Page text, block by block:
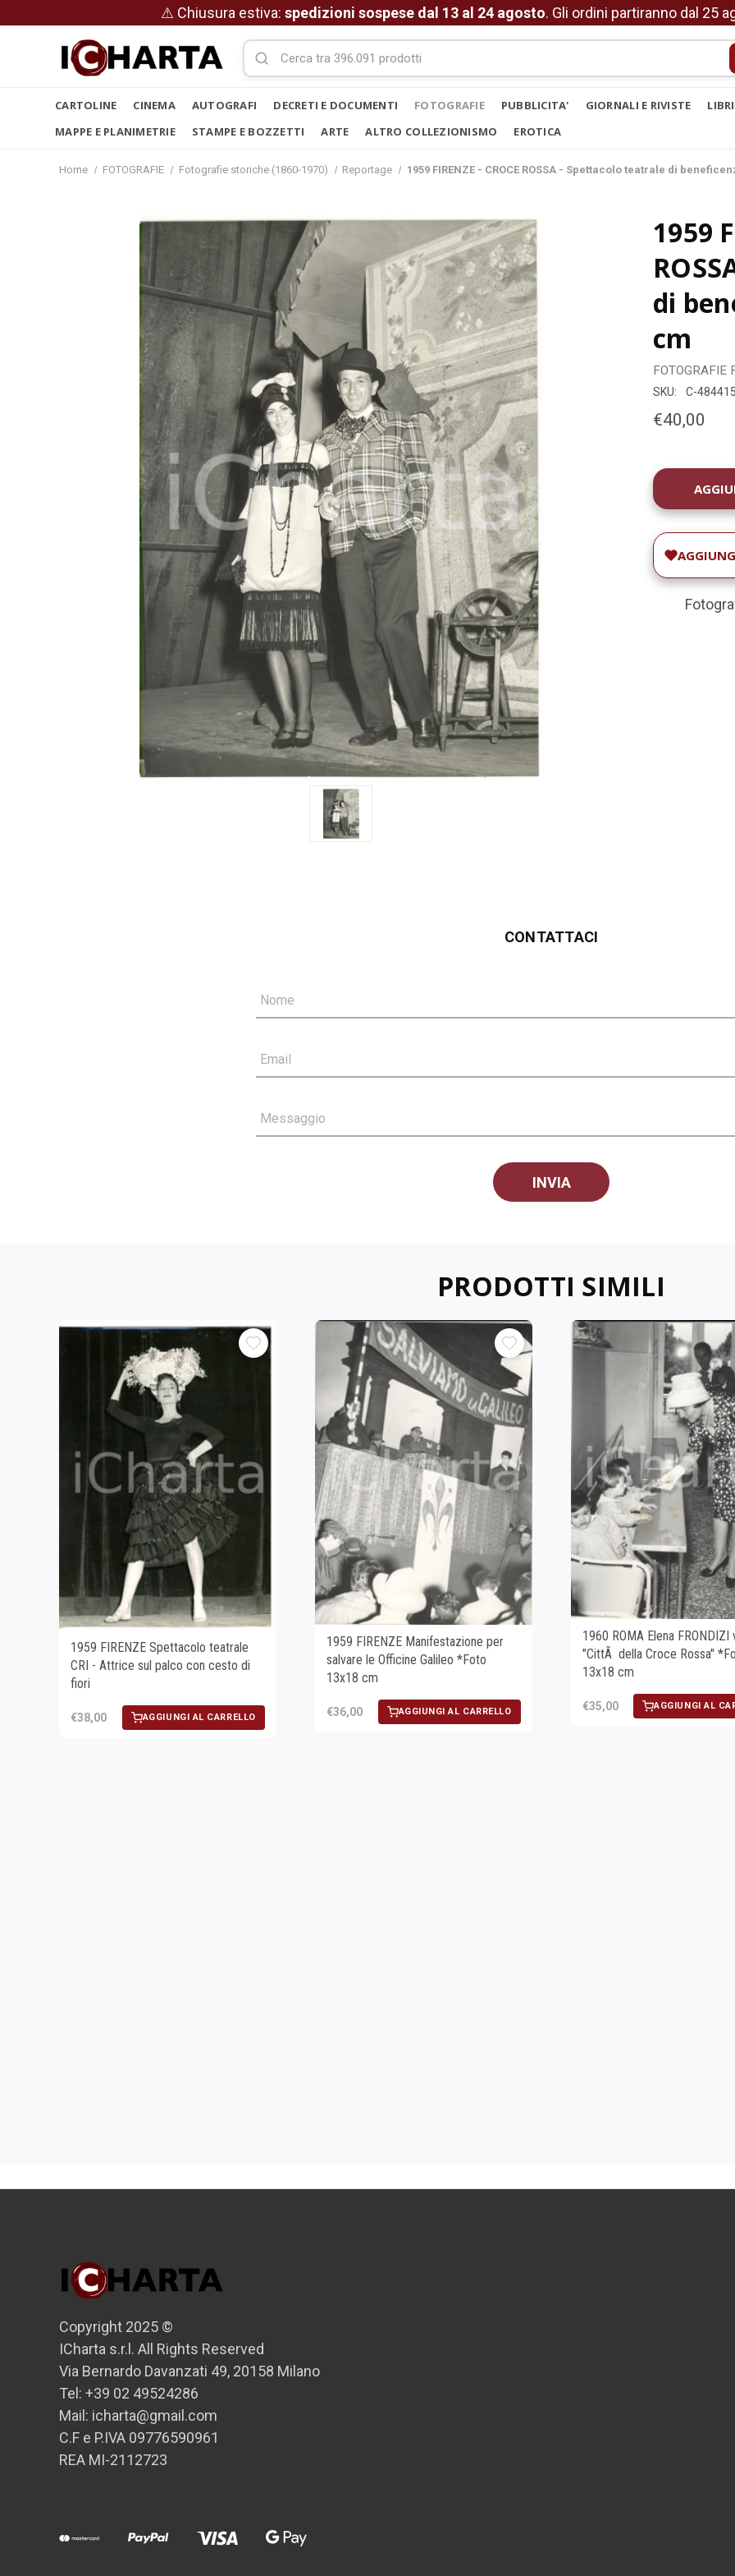
⚠ Chiusura estiva: spedizioni sospese dal 13 al 24 agosto. Gli ordini partiranno dal 25
CARTOLINE CINEMA AUTOGRAFI DECRETI E DOCUMENTI FOTOGRAFIE PUBBLICITA' GIORNALI E RIVISTE
MAPPE E PLANIMETRIE
STAMPE E BOZZETTI ARTE ALTRO COLLEZIONISMO EROTICA
Home FOTOGRAFIE Fotografie storiche (1860-1970) Reportage 1959 FIRENZE - CROCE ROSSA - Spettacolo teatrale di
1959
di
cm
FOTOGRAFIE
SKU: C-484415
€40,00
DISPONIBILITÀ
ATTUALE:
CONTATTACI
Nome
Email
Messaggio
PRODOTTI SIMILI
1959 FIRENZE Spettacolo teatrale
CRI - Attrice sul palco con cesto di
fiori
€38,00 AGGIUNGI AL CARRELLO
1959 FIRENZE Manifestazione per
salvare le Officine Galileo *Foto
13x18 cm
€36,00 AGGIUNGI AL CARRELLO
1960 ROMA Elena FRONDIZI
"CittÃ della Croce Rossa"
13x18 cm
€35,00 AGGIUNGI AL
Copyright 2025 ©
ICharta s.r.l. All Rights Reserved
Via Bernardo Davanzati 49, 20158 Milano
Tel: +39 02 49524286
Mail: icharta@gmail.com
C.F e P.IVA 09776590961
REA MI-2112723